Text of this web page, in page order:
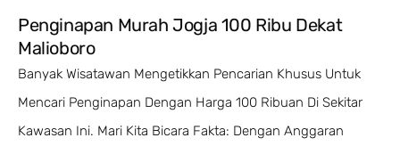
Penginapan Murah Jogja 100 Ribu Dekat
Malioboro
Banyak Wisatawan Mengetikkan Pencarian Khusus Untuk
Mencari Penginapan Dengan Harga 100 Ribuan Di Sekitar
Kawasan Ini. Mari Kita Bicara Fakta: Dengan Anggaran